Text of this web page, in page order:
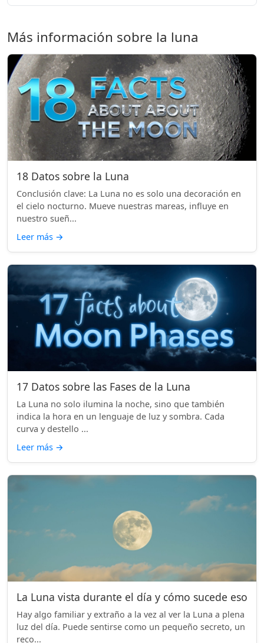
Más información sobre la luna
18 Datos sobre la Luna
Conclusión clave: La Luna no es solo una decoración en
el cielo nocturno. Mueve nuestras mareas, influye en
nuestro sueñ...
Leer más →
17 Datos sobre las Fases de la Luna
La Luna no solo ilumina la noche, sino que también
indica la hora en un lenguaje de luz y sombra. Cada
curva y destello ...
Leer más →
La Luna vista durante el día y cómo sucede eso
Hay algo familiar y extraño a la vez al ver la Luna a plena
luz del día. Puede sentirse como un pequeño secreto, un
reco...